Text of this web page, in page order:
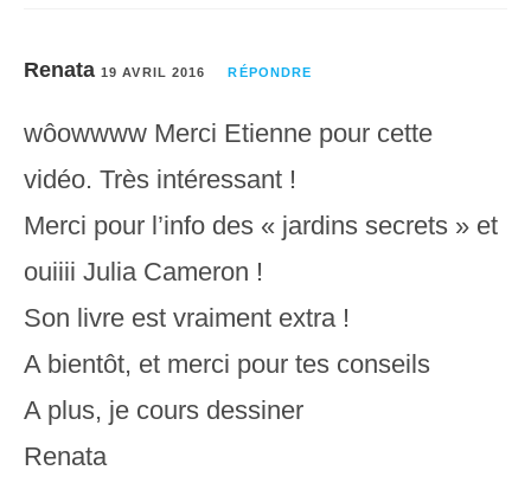
Renata 19 AVRIL 2016 RÉPONDRE
wôowwww Merci Etienne pour cette
vidéo. Très intéressant !
Merci pour l’info des « jardins secrets » et
ouiiii Julia Cameron !
Son livre est vraiment extra !
A bientôt, et merci pour tes conseils
A plus, je cours dessiner
Renata